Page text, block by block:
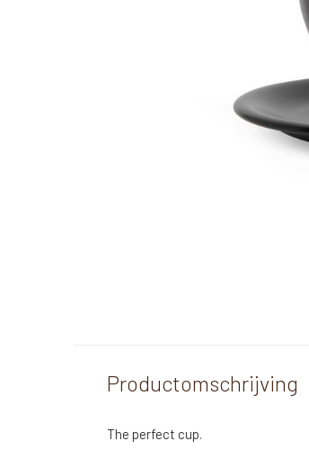
Productomschrijving
The perfect cup.